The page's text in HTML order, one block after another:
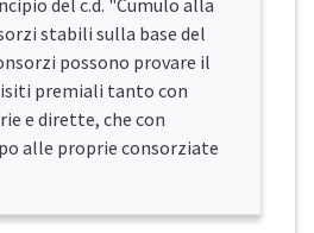
del c.d. "Cumulo alla
stabili sulla base del
possono provare il
premiali tanto con
e dirette, che con
alle proprie consorziate